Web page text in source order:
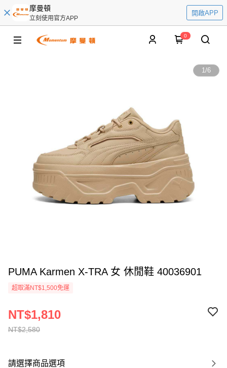
摩曼頓
立刻使用官方APP
開啟APP
0
1/6
PUMA Karmen X-TRA 女 休閒鞋 40036901
超取滿NT$1,500免運
NT$2,580
NT$1,810
請選擇商品選項